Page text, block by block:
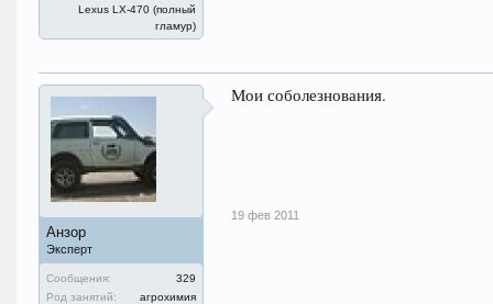
Lexus LX-470 (полный
гламур)
Анзор
Эксперт
Сообщения:
329
Род занятий:
агрохимия
Мои соболезнования.
19 фев 2011